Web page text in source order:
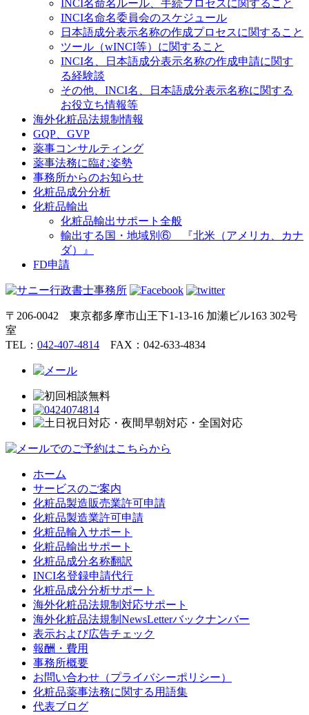
INCI名命名ルール、手続プロセスに関すること
INCI名命名委員会のスケジュール
日本語成分表示名称の作成プロセスに関すること
ツール（wINCI等）に関すること
INCI名、日本語成分表示名称の作成申請に関す
る経験談
その他、INCI名、日本語成分表示名称に関する
お役立ち情報等
海外化粧品法規制情報
GQP、GVP
薬事コンサルティング
薬事法務に臨む姿勢
事務所からのお知らせ
化粧品成分分析
化粧品輸出
化粧品輸出サポート全般
輸出する国・地域別⑥ 『北米（アメリカ、カナ
ダ）』
FD申請
〒206-0042 東京都多摩市山王下1-13-16 加瀬ビル163 302号
室
TEL： 042-407-4814 FAX：042-633-4834
ホーム
サービスのご案内
化粧品製造販売業許可申請
化粧品製造業許可申請
化粧品輸入サポート
化粧品輸出サポート
化粧品成分名称翻訳
INCI名登録申請代行
化粧品成分分析サポート
海外化粧品法規制対応サポート
海外化粧品法規制NewsLetterバックナンバー
表示および広告チェック
報酬・費用
事務所概要
お問い合わせ（プライバシーポリシー）
化粧品薬事法務に関する用語集
代表ブログ